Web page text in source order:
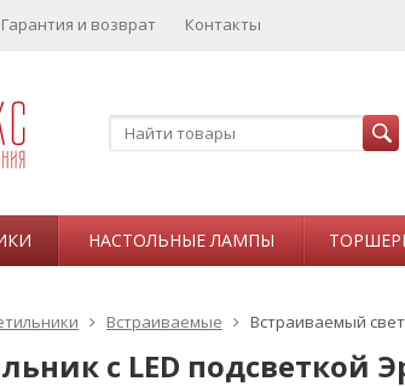
Гарантия и возврат Контакты
НАСТОЛЬНЫЕ ЛАМПЫ
Встраиваемые Встраиваемый
c LED подсветкой